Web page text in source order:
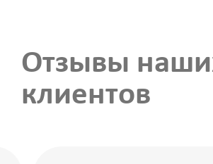
Отзывы
клиентов